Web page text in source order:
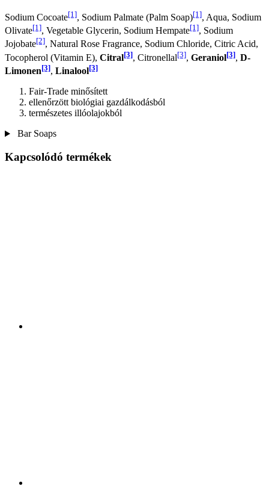
Sodium Cocoate[1], Sodium Palmate (Palm Soap)[1], Aqua, Sodium
Olivate[1], Vegetable Glycerin, Sodium Hempate[1], Sodium
Jojobate[2], Natural Rose Fragrance, Sodium Chloride, Citric Acid,
Tocopherol (Vitamin E), Citral[3], Citronellal[3], Geraniol[3], D-
Limonen[3], Linalool[3]
Fair-Trade minősített
ellenőrzött biológiai gazdálkodásból
természetes illóolajokból
Bar Soaps
Kapcsolódó termékek